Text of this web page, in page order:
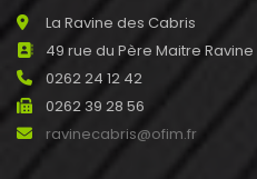
La Ravine des Cabris
49 rue du Père Maitre Ravine
0262 24 12 42
0262 39 28 56
ravinecabris@ofim.fr